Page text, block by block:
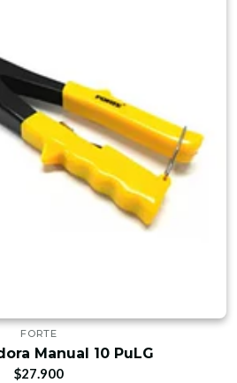
FORTE
Manual 10 PuLG
$27.900